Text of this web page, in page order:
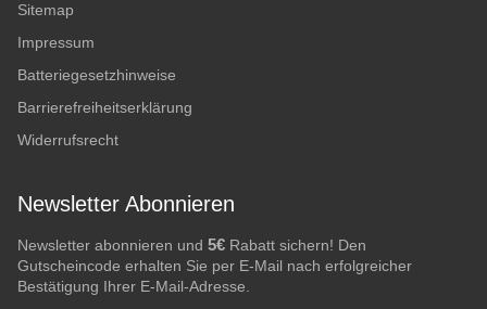
Sitemap
Impressum
Batteriegesetzhinweise
Barrierefreiheitserklärung
Widerrufsrecht
Newsletter Abonnieren
Newsletter abonnieren und 5€ Rabatt sichern! Den
Gutscheincode erhalten Sie per E-Mail nach erfolgreicher
Bestätigung Ihrer E-Mail-Adresse.